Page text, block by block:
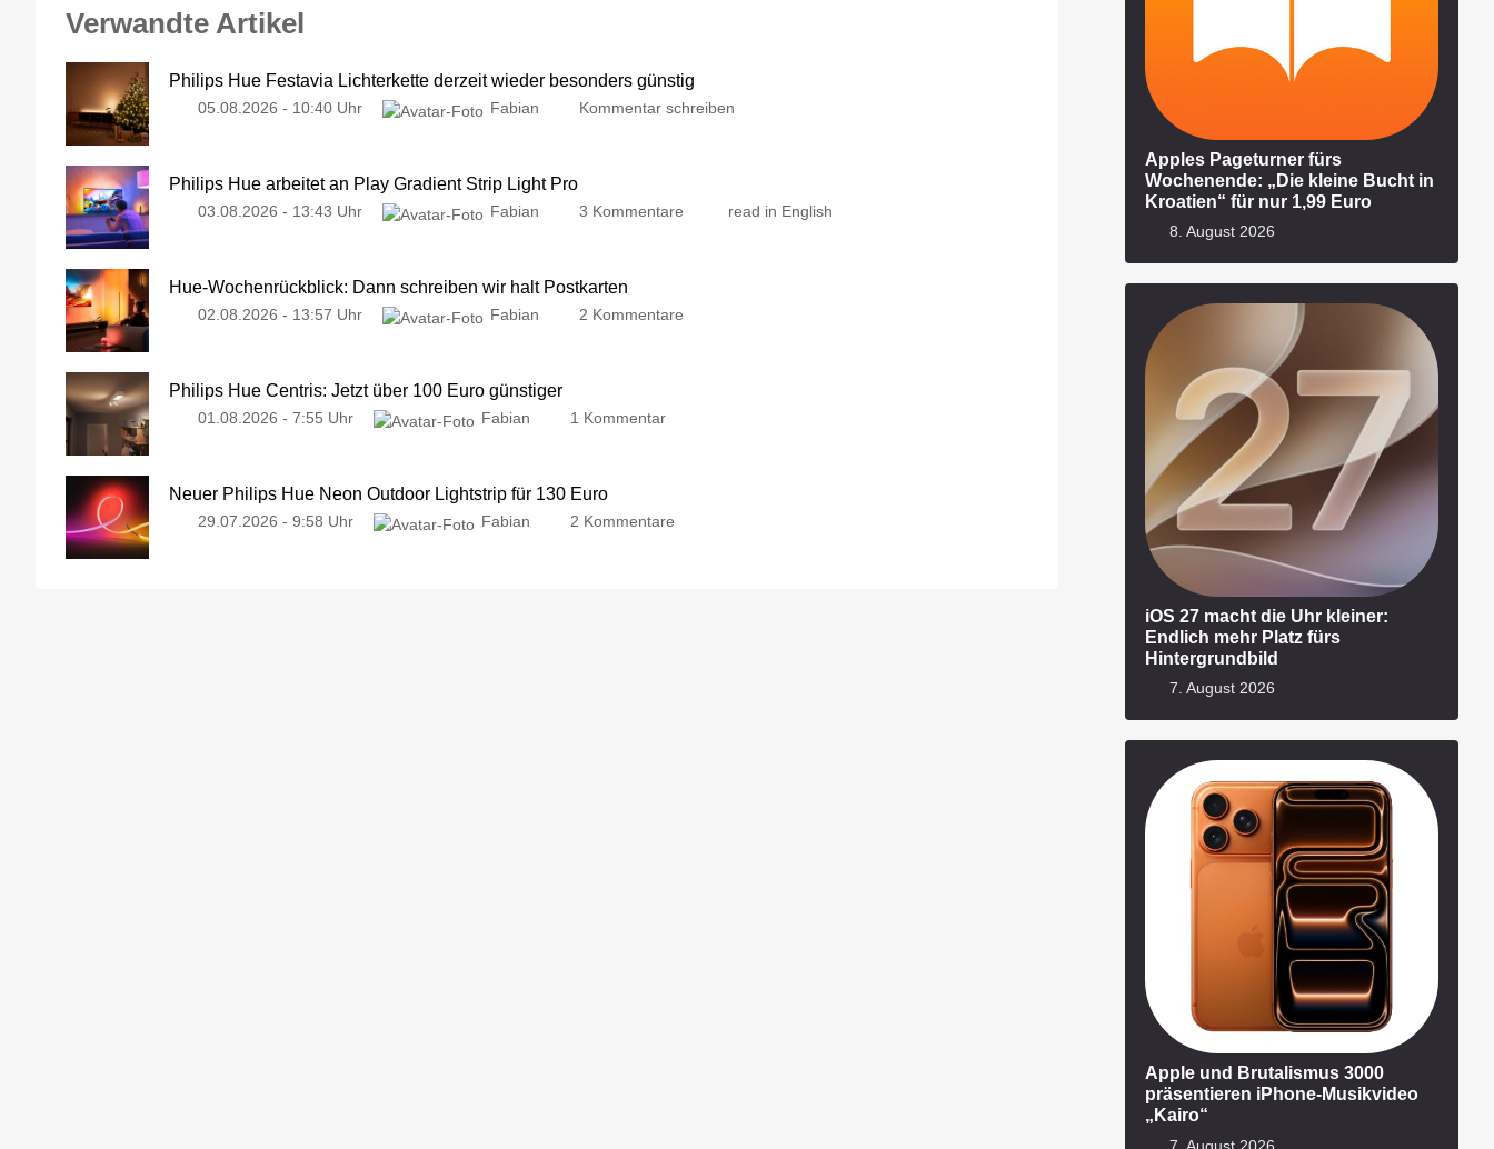
Verwandte Artikel
Philips Hue Festavia Lichterkette derzeit wieder besonders günstig
05.08.2026 - 10:40 Uhr Fabian Kommentar schreiben
Philips Hue arbeitet an Play Gradient Strip Light Pro
03.08.2026 - 13:43 Uhr Fabian 3 Kommentare read in English
Hue-Wochenrückblick: Dann schreiben wir halt Postkarten
02.08.2026 - 13:57 Uhr Fabian 2 Kommentare
Philips Hue Centris: Jetzt über 100 Euro günstiger
01.08.2026 - 7:55 Uhr Fabian 1 Kommentar
Neuer Philips Hue Neon Outdoor Lightstrip für 130 Euro
29.07.2026 - 9:58 Uhr Fabian 2 Kommentare
Apples Pageturner fürs
Wochenende: „Die kleine Bucht in
Kroatien“ für nur 1,99 Euro
8. August 2026
iOS 27 macht die Uhr kleiner:
Endlich mehr Platz fürs
Hintergrundbild
7. August 2026
Apple und Brutalismus 3000
präsentieren iPhone-Musikvideo
„Kairo“
7. August 2026